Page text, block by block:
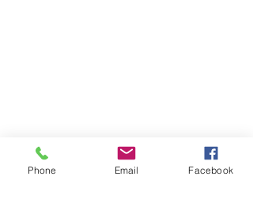
Phone Email Facebook